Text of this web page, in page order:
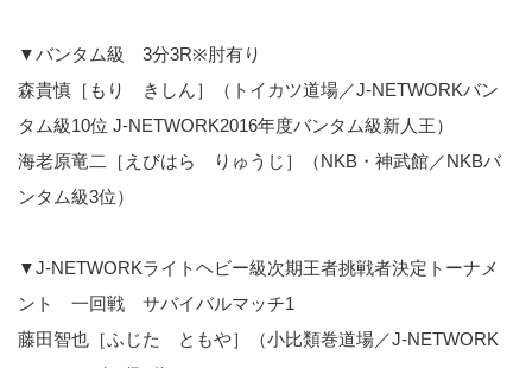
▼バンタム級 3分3R※肘有り
森貴慎［もり きしん］（トイカツ道場／J-NETWORKバン
タム級10位 J-NETWORK2016年度バンタム級新人王）
海老原竜二［えびはら りゅうじ］（NKB・神武館／NKBバ
ンタム級3位）
▼J-NETWORKライトヘビー級次期王者挑戦者決定トーナメ
ント 一回戦 サバイバルマッチ1
藤田智也［ふじた ともや］（小比類巻道場／J-NETWORK